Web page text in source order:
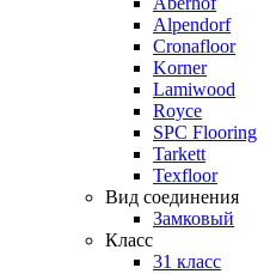
Alpendorf
Cronafloor
Korner
Lamiwood
Royce
SPC Flooring
Tarkett
Texfloor
Вид соединения
Замковый
Класс
31 класс